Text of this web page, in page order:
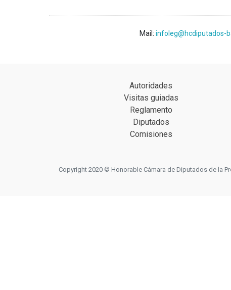
Mail: infoleg@hcdiputados-
Autoridades
Visitas guiadas
Reglamento
Diputados
Comisiones
Copyright 2020 © Honorable Cámara de Diputados de la